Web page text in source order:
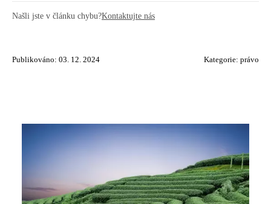
Našli jste v článku chybu?Kontaktujte nás
Publikováno: 03. 12. 2024 Kategorie: právo